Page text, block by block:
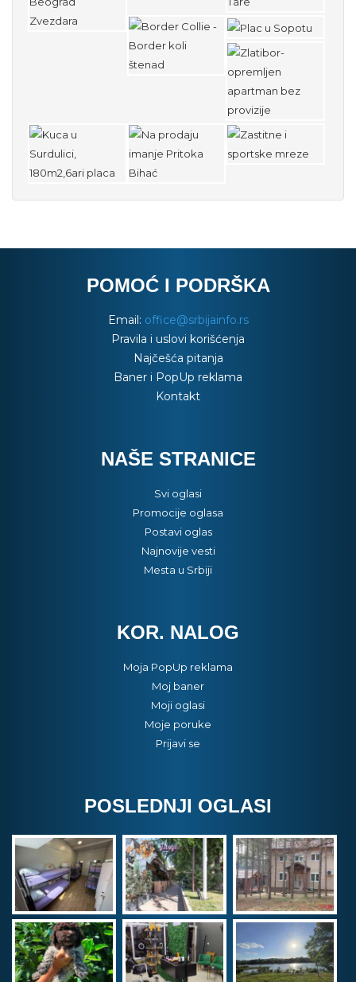
POMOĆ I PODRŠKA
Email: office@srbijainfo.rs
Pravila i uslovi korišćenja
Najčešća pitanja
Baner i PopUp reklama
Kontakt
NAŠE STRANICE
Svi oglasi
Promocije oglasa
Postavi oglas
Najnovije vesti
Mesta u Srbiji
KOR. NALOG
Moja PopUp reklama
Moj baner
Moji oglasi
Moje poruke
Prijavi se
POSLEDNJI OGLASI